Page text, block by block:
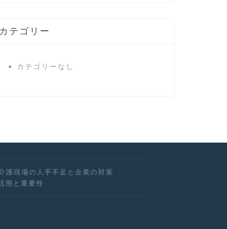
カテゴリー
カテゴリーなし
護現場の人手不足と企業の対策
用と重要性